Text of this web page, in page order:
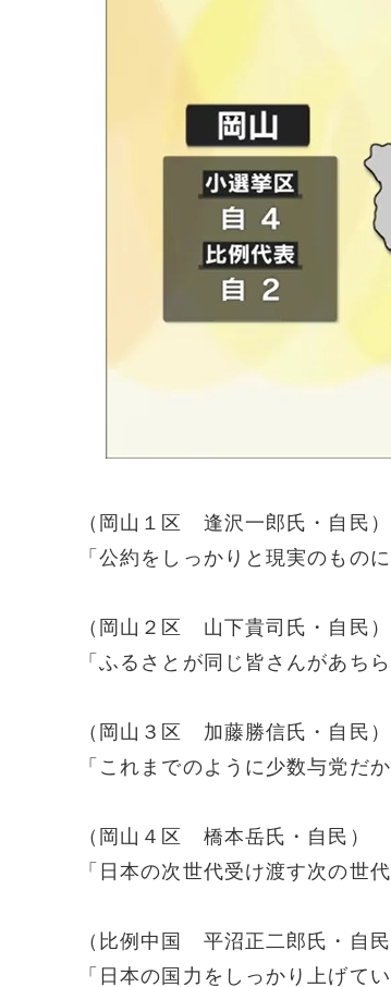
（岡山１区 逢沢一郎氏・自民）
「公約をしっかりと現実のもの
（岡山２区 山下貴司氏・自民）
「ふるさとが同じ皆さんがあち
（岡山３区 加藤勝信氏・自民）
「これまでのように少数与党だ
（岡山４区 橋本岳氏・自民）
「日本の次世代受け渡す次の世
（比例中国 平沼正二郎氏・自民
「日本の国力をしっかり上げて